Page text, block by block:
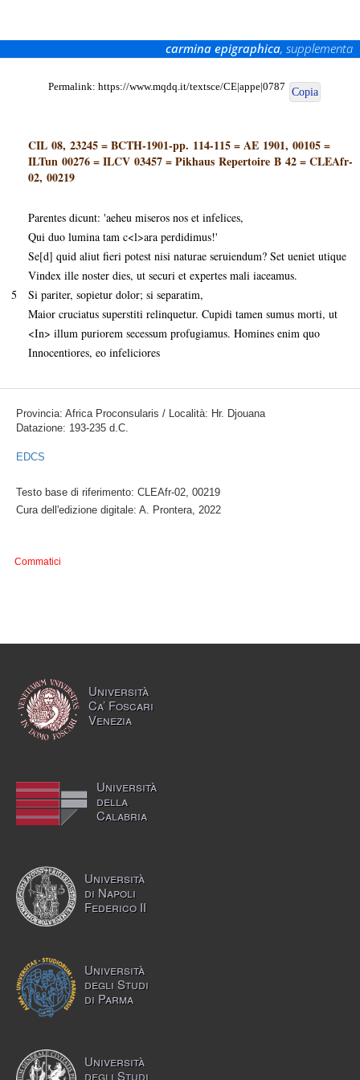
carmina epigraphica, supplementa
Permalink: https://www.mqdq.it/textsce/CE|appe|0787 Copia
CIL 08, 23245=BCTH-1901-pp. 114-115=AE 1901, 00105=
ILTun 00276=ILCV 03457=Pikhaus Repertoire B 42=CLEAfr-
02, 00219
Parentes dicunt: 'aeheu miseros nos et infelices,
Qui duo lumina tam c<l>ara perdidimus!'
Se[d] quid aliut fieri potest nisi naturae seruiendum? Set ueniet utique
Vindex ille noster dies, ut securi et expertes mali iaceamus.
5
Si pariter, sopietur dolor; si separatim,
Maior cruciatus superstiti relinquetur. Cupidi tamen sumus morti, ut
<In> illum puriorem secessum profugiamus. Homines enim quo
Innocentiores, eo infeliciores
Provincia: Africa Proconsularis / Località: Hr. Djouana
Datazione: 193-235 d.C.
EDCS
Testo base di riferimento: CLEAfr-02, 00219
Cura dell'edizione digitale: A. Prontera, 2022
Commatici
Università
Ca’ Foscari
Venezia
Università
della
Calabria
Università
di Napoli
Federico II
Università
degli Studi
di Parma
Università
degli Studi